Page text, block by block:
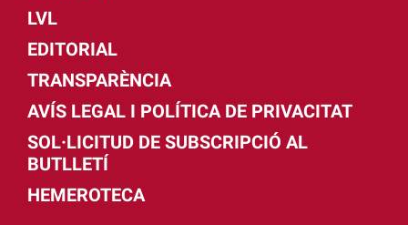
LVL
EDITORIAL
TRANSPARÈNCIA
AVÍS LEGAL I POLÍTICA DE PRIVACITAT
SOL·LICITUD DE SUBSCRIPCIÓ AL
BUTLLETÍ
HEMEROTECA